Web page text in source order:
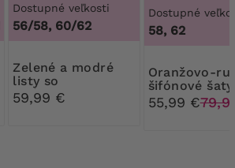
54, 56, 58, 60, 62, 64
Dostupné veľkosti
56/58, 60/62
Zelené a modré
listy so
sieťovanými
šatami
59,99 €
Dostupné
58, 62
Oranžovo-ružové
šifónové šaty
55,99 €